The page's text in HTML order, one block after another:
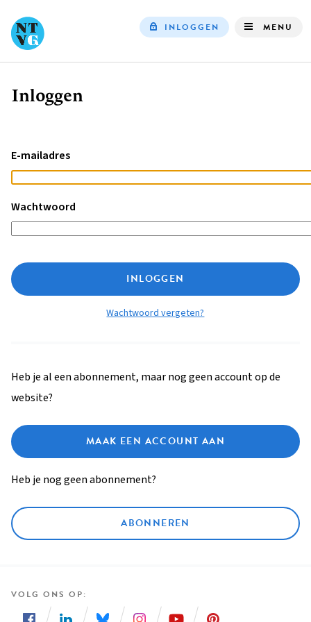
INLOGGEN MENU
Kruimelpad
Inloggen
E-mailadres
Wachtwoord
INLOGGEN
Wachtwoord vergeten?
Heb je al een abonnement, maar nog geen account op de
website?
MAAK EEN ACCOUNT AAN
Heb je nog geen abonnement?
ABONNEREN
VOLG ONS OP